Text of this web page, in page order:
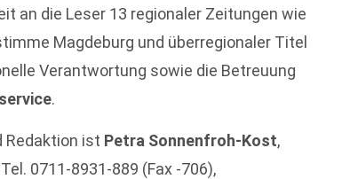
an die Leser 13 regionaler Zeitungen wie
Magdeburg und überregionaler Titel
Verantwortung sowie die Betreuung
.
Redaktion ist Petra Sonnenfroh-Kost,
0711-8931-889 (Fax -706),